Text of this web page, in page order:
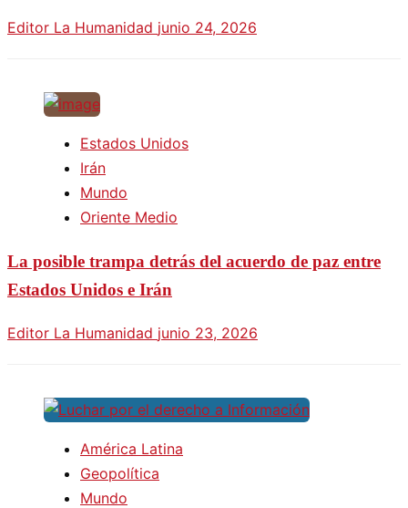
Editor La Humanidad junio 24, 2026
Estados Unidos
Irán
Mundo
Oriente Medio
La posible trampa detrás del acuerdo de paz entre
Estados Unidos e Irán
Editor La Humanidad junio 23, 2026
América Latina
Geopolítica
Mundo